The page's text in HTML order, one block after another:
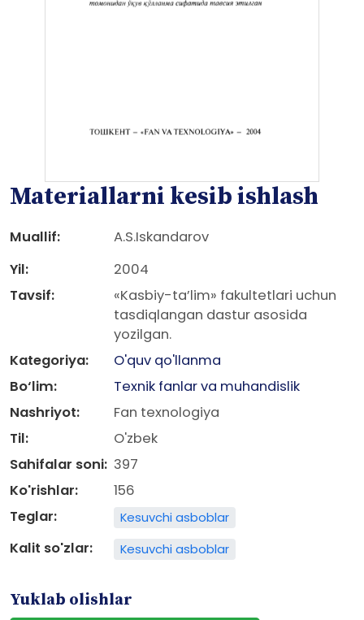
Materiallarni kesib ishlash
Muallif:
A.S.Iskandarov
Yil:
2004
Tavsif:
«Kasbiy-ta’lim» fakultetlari uchun
tasdiqlangan dastur asosida
yozilgan.
Kategoriya:
O'quv qo'llanma
Bo‘lim:
Texnik fanlar va muhandislik
Nashriyot:
Fan texnologiya
Til:
O'zbek
Sahifalar soni: 397
Ko'rishlar:
156
Teglar:
Kesuvchi asboblar
Kalit so'zlar: Kesuvchi asboblar
Yuklab olishlar